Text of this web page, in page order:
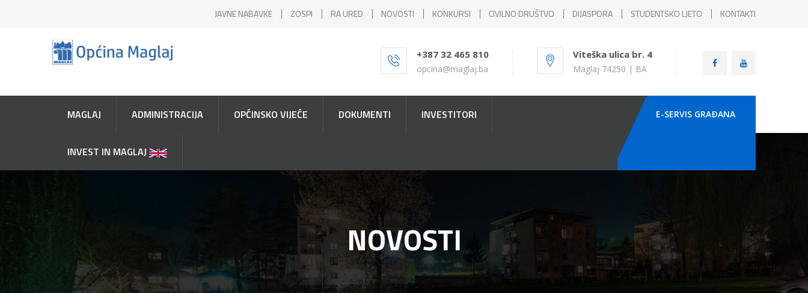
JAVNE NABAVKE ZOSPI RA URED NOVOSTI KONKURSI CIVILNO DRUŠTVO DIJASPORA STUDENTSKO LJETO KONTAKTI
+387 32 465 810
opcina@maglaj.ba
Viteška ulica br. 4
Maglaj 74250 | BA
MAGLAJ ADMINISTRACIJA OPĆINSKO VIJEĆE DOKUMENTI INVESTITORI
INVEST IN MAGLAJ
E-SERVIS GRAÐANA
NOVOSTI